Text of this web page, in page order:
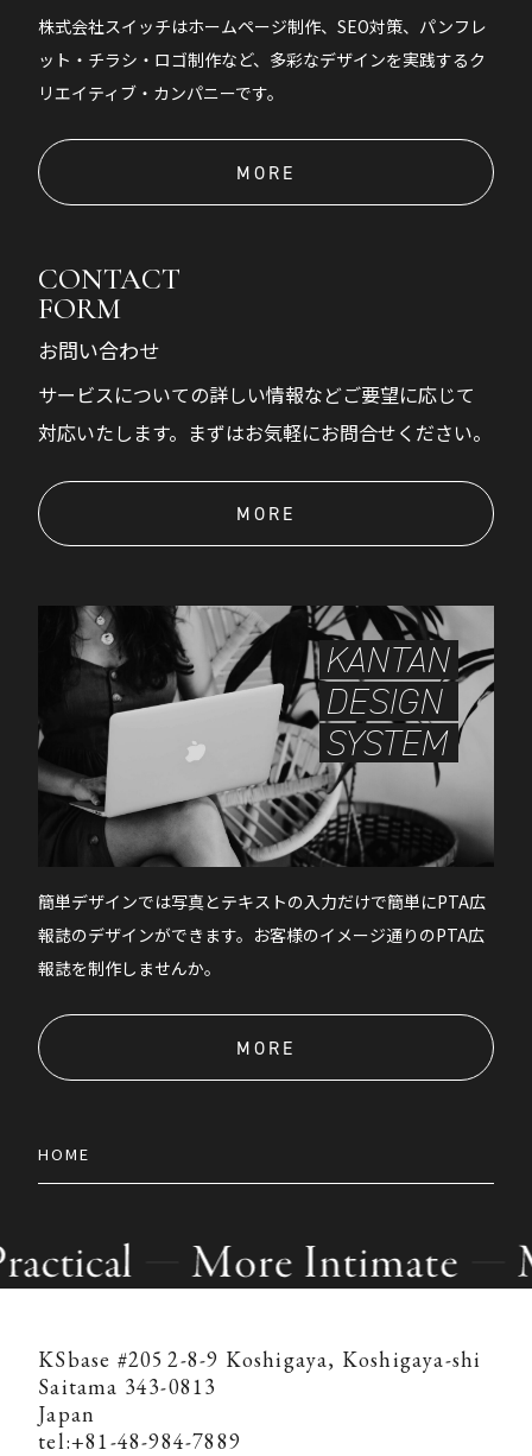
株式会社スイッチはホームページ制作、SEO対策、パンフレ
ット・チラシ・ロゴ制作など、多彩なデザインを実践するク
リエイティブ・カンパニーです。
MORE
CONTACT
FORM
お問い合わせ
サービスについての詳しい情報などご要望に応じて
対応いたします。まずはお気軽にお問合せください。
MORE
KANTAN
DESIGN
SYSTEM
簡単デザインでは写真とテキストの入力だけで簡単にPTA広
報誌のデザインができます。お客様のイメージ通りのPTA広
報誌を制作しませんか。
MORE
HOME
KSbase #205 2-8-9 Koshigaya, Koshigaya-shi
Saitama 343-0813
Japan
tel:+81-48-984-7889